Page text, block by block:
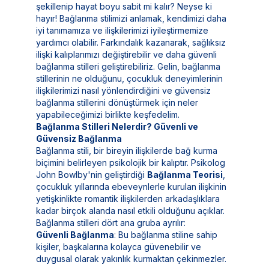
şekillenip hayat boyu sabit mi kalır? Neyse ki
hayır! Bağlanma stilimizi anlamak, kendimizi daha
iyi tanımamıza ve ilişkilerimizi iyileştirmemize
yardımcı olabilir. Farkındalık kazanarak, sağlıksız
ilişki kalıplarımızı değiştirebilir ve daha güvenli
bağlanma stilleri geliştirebiliriz. Gelin, bağlanma
stillerinin ne olduğunu, çocukluk deneyimlerinin
ilişkilerimizi nasıl yönlendirdiğini ve güvensiz
bağlanma stillerini dönüştürmek için neler
yapabileceğimizi birlikte keşfedelim.
Bağlanma Stilleri Nelerdir? Güvenli ve
Güvensiz Bağlanma
Bağlanma stili, bir bireyin ilişkilerde bağ kurma
biçimini belirleyen psikolojik bir kalıptır. Psikolog
John Bowlby'nin geliştirdiği Bağlanma Teorisi
çocukluk yıllarında ebeveynlerle kurulan ilişkinin
yetişkinlikte romantik ilişkilerden arkadaşlıklara
kadar birçok alanda nasıl etkili olduğunu açıklar.
Bağlanma stilleri dört ana gruba ayrılır:
Güvenli Bağlanma: Bu bağlanma stiline sahip
kişiler, başkalarına kolayca güvenebilir ve
duygusal olarak yakınlık kurmaktan çekinmezler.